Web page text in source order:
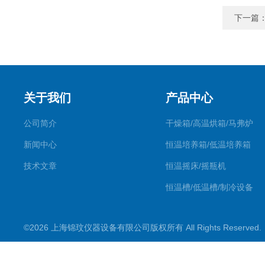
下一篇
关于我们
公司简介
新闻中心
技术文章
产品中心
干燥箱/高温烘箱/马弗炉
恒温培养箱/低温培养箱
恒温摇床/摇瓶机
恒温槽/低温槽/制冷设备
超声波仪器
©2026 上海锦玟仪器设备有限公司版权所有 All Rights